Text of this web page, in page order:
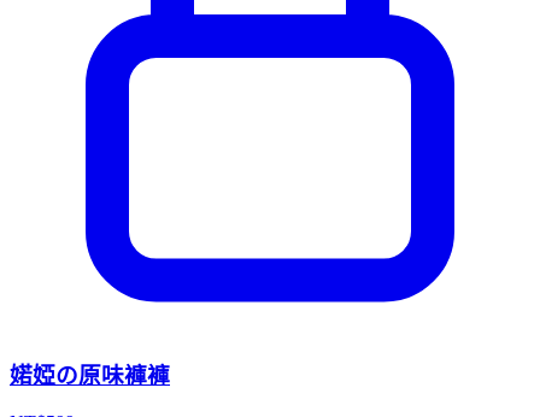
婼婭の原味褲褲